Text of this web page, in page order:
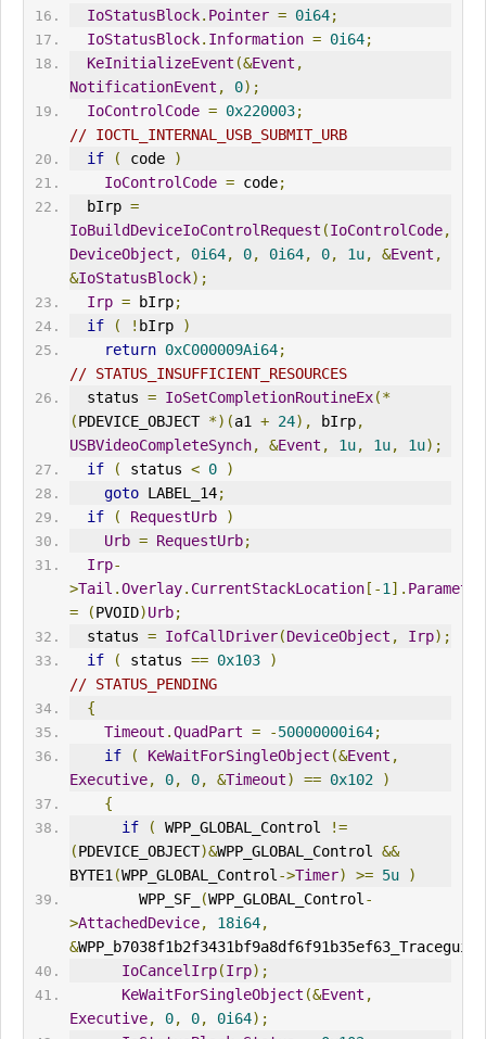
IoStatusBlock. Pointer = 0i64;
IoStatusBlock. Information = 0i64;
KeInitializeEvent (&Event ,
NotificationEvent , 0);
IoControlCode = 0x220003;
// IOCTL_ INTERNAL_USB_SUBMIT_URB
if
( code
)
IoControlCode = code;
  bIrp
=
IoBuildDeviceIoControl Request (IoControlCode,
DeviceObject , 0i64, 0, 0i64, 0, 1u, &Event ,
&IoStatusBlock);
Irp = bIrp;
if
( ! bIrp
)
return 0xC000009Ai64;
// STATUS_ INSUFFICIENT_RESOURCES
  status
= IoSetCompletionRoutineEx(*
(PDEVICE_OBJECT *)(a1 + 24), bIrp,
USBVideoCompleteSynch, &Event , 1u, 1u, 1u);
if
( status < 0
)
goto LABEL_14;
if
( RequestUrb
)
Urb = RequestUrb;
Irp-
>Tail .Overlay. CurrentStackLocation[-1 ].
=
(PVOID)Urb;
  status
= IofCallDriver(DeviceObject , Irp);
if
( status == 0x103
)
// STATUS_PENDING
{
Timeout .QuadPart = -50000000i64;
if
( KeWaitForSingleObject (&Event ,
Executive, 0, 0, &Timeout) == 0x102
)
{
if
( WPP_GLOBAL_Control
!=
(PDEVICE_OBJECT)&WPP_GLOBAL_Control &&
BYTE1 (WPP_GLOBAL_Control ->Timer) >= 5u
)
        WPP_SF_
(WPP_GLOBAL_Control -
>AttachedDevice, 18i64,
&WPP_b7038f1b2f3431bf9a8df6f91b35ef63_Traceguids
IoCancelIrp(Irp);
KeWaitForSingleObject (&Event ,
Executive, 0, 0, 0i64);